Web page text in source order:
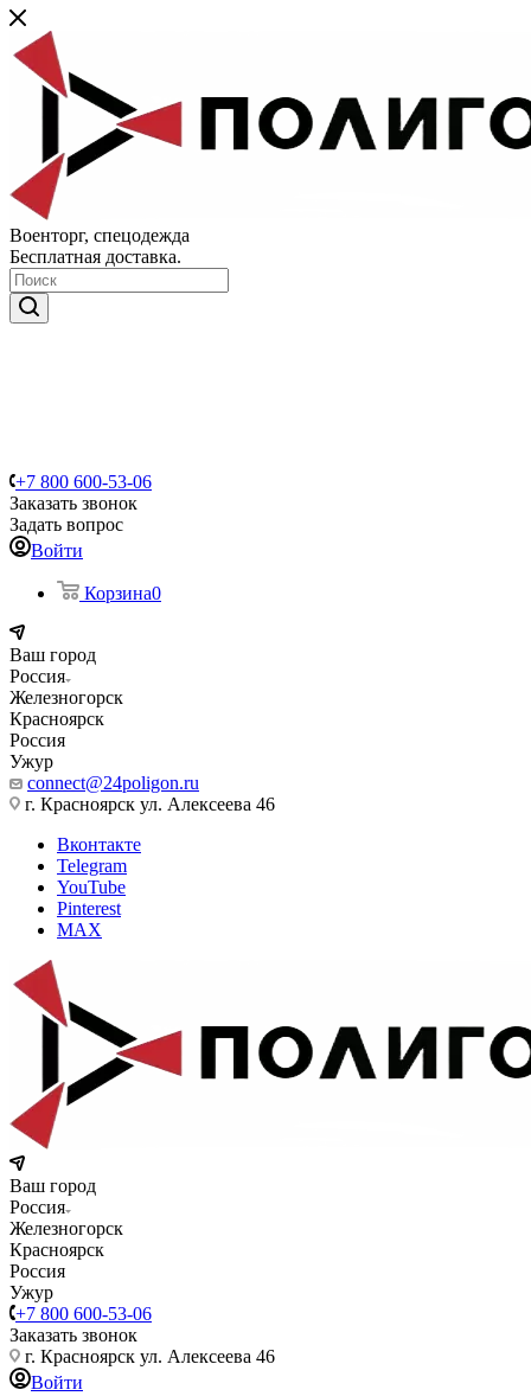
Военторг, спецодежда
Бесплатная доставка.
+7 800 600-53-06
Заказать звонок
Задать вопрос
Войти
Корзина0
Ваш город
Россия
Железногорск
Красноярск
Россия
Ужур
connect@24poligon.ru
г. Красноярск ул. Алексеева 46
Вконтакте
Telegram
YouTube
Pinterest
MAX
Ваш город
Россия
Железногорск
Красноярск
Россия
Ужур
+7 800 600-53-06
Заказать звонок
г. Красноярск ул. Алексеева 46
Войти